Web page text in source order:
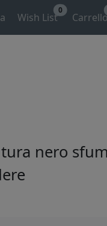
Wish List
0
nero